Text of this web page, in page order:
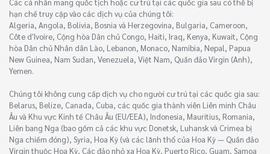
Các cá nhân mang quốc tịch hoặc cư trú tại các quốc gia sau có thể bị
hạn chế truy cập vào các dịch vụ của chúng tôi:
Algeria, Angola, Bolivia, Bosnia và Herzegovina, Bulgaria, Cameroon,
Côte d'Ivoire, Cộng hòa Dân chủ Congo, Haiti, Iraq, Kenya, Kuwait, Cộng
hòa Dân chủ Nhân dân Lào, Lebanon, Monaco, Namibia, Nepal, Papua
New Guinea, Nam Sudan, Venezuela, Việt Nam, Quần đảo Virgin (Anh),
Yemen.
Chúng tôi không cung cấp dịch vụ cho người cư trú tại các quốc gia sau:
Belarus, Belize, Canada, Cuba, các quốc gia thành viên Liên minh Châu
Âu và Khu vực Kinh tế Châu Âu (EU/EEA), Indonesia, Mauritius, Romania,
Liên bang Nga (bao gồm cả các khu vực Donetsk, Luhansk và Crimea bị
Nga chiếm đóng), Syria, Hoa Kỳ (và các lãnh thổ của Hoa Kỳ — Quần đảo
Virgin thuộc Hoa Kỳ, Các đảo nhỏ xa Hoa Kỳ, Puerto Rico, Guam, Samoa